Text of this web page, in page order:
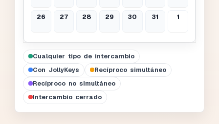
26 27 28 29 30 31 1
Cualquier tipo de intercambio
Con JollyKeys
Recíproco simultáneo
Recíproco no simultáneo
Intercambio cerrado